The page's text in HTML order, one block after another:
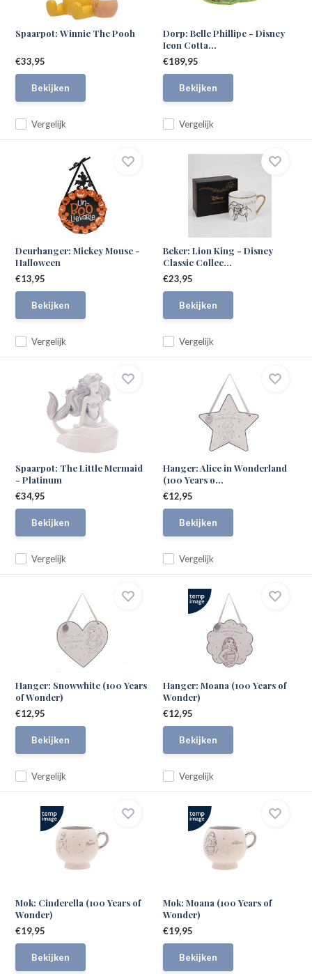
Spaarpot: Winnie The Pooh
Vergelijk
€33,95
Bekijken
Dorp: Belle Phillipe - Disney
Icon Cotta...
Vergelijk
€189,95
Bekijken
Deurhanger: Mickey Mouse -
Halloween
Vergelijk
€13,95
Bekijken
Beker: Lion King - Disney
Classic Collec...
Vergelijk
€23,95
Bekijken
Spaarpot: The Little Mermaid
- Platinum
Vergelijk
€34,95
Bekijken
Hanger: Alice in Wonderland
(100 Years o...
Vergelijk
€12,95
Bekijken
Hanger: Snowwhite (100 Years
of Wonder)
Vergelijk
€12,95
Bekijken
Hanger: Moana (100 Years of
Wonder)
Vergelijk
€12,95
Bekijken
Mok: Cinderella (100 Years of
Wonder)
€19,95
Bekijken
Mok: Moana (100 Years of
Wonder)
€19,95
Bekijken